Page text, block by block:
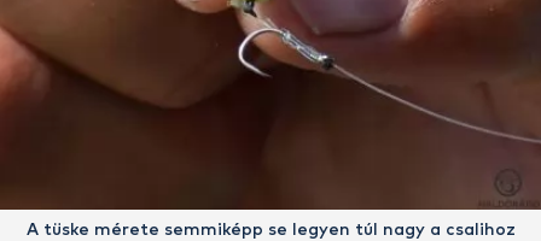
A tüske mérete semmiképp se legyen túl nagy a csalihoz